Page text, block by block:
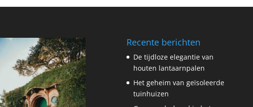
Recente berichten
De tijdloze elegantie van
houten lantaarnpalen
Het geheim van geïsoleerde
tuinhuizen